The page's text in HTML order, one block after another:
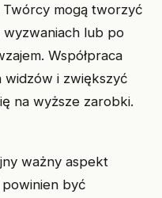
Twórcy mogą tworzyć
wyzwaniach lub po
Współpraca
i zwiększyć
na wyższe zarobki.
ważny aspekt
powinien być